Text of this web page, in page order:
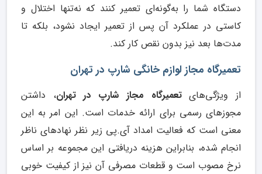
دستگاه شما را به‌گونه‌ای تعمیر کنند که نه‌تنها اختلال و
کاستی در عملکرد آن پس از تعمیر ایجاد نشود، بلکه تا
مدت‌ها بعد نیز بدون نقص کار کند.
تعمیرگاه مجاز لوازم خانگی شارپ در تهران
از ویژگی‌هایتعمیرگاه مجاز شارپ در تهران، داشتن
مجوزهای رسمی برای ارائه خدمات است. این امر به این
معنی است که فعالیت امداد آی.پی زیر نظر نهادهای ناظر
انجام شده، بنابراین هزینه دریافتی این مجموعه بر اساس
نرخ مصوب است و قطعات مصرفی آن نیز از کیفیت خوبی